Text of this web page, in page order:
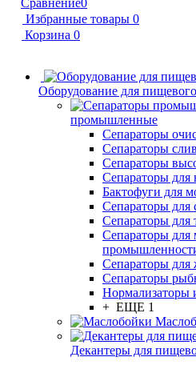
Сравнение0
Избранные товары 0
Корзина 0
Оборудование для
промышленные
Сепараторы
Сепараторы
Сепараторы
Сепараторы для
Бактофуги для
Сепараторы для
Сепараторы для
Сепараторы для
Сепараторы
Сепараторы
Нормализаторы
+ ЕЩЕ 1
Декантеры для